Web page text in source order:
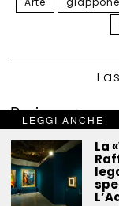
Devi essere
Questo sito
Scopri come
commenti.
LEGGI ANCHE
La